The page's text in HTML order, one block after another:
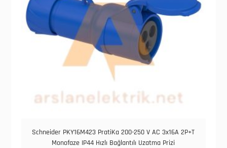
Schneider PKY16M423 PratiKa 200-250 V AC 3x16A 2P+T
Monofaze IP44 Hızlı Bağlantılı Uzatma Prizi